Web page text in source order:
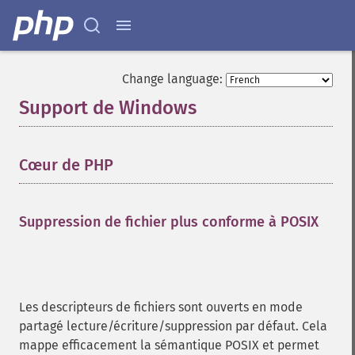
Change language:
Support de Windows
Cœur de PHP
Suppression de fichier plus conforme à POSIX
Les descripteurs de fichiers sont ouverts en mode
partagé lecture/écriture/suppression par défaut. Cela
mappe efficacement la sémantique POSIX et permet